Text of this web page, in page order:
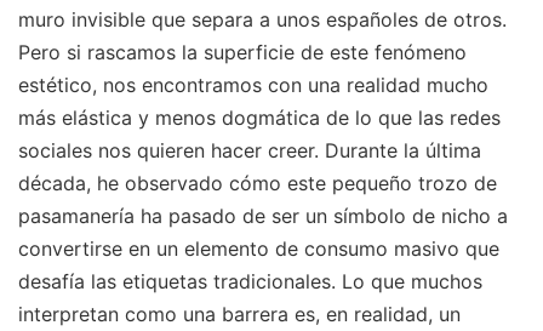
muro invisible que separa a unos españoles de otros.
Pero si rascamos la superficie de este fenómeno
estético, nos encontramos con una realidad mucho
más elástica y menos dogmática de lo que las redes
sociales nos quieren hacer creer. Durante la última
década, he observado cómo este pequeño trozo de
pasamanería ha pasado de ser un símbolo de nicho a
convertirse en un elemento de consumo masivo que
desafía las etiquetas tradicionales. Lo que muchos
interpretan como una barrera es, en realidad, un